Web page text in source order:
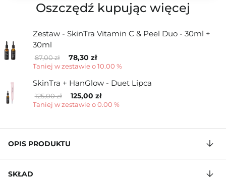
Oszczędź kupując więcej
Zestaw - SkinTra Vitamin C & Peel Duo - 30ml +
30ml
87,00 zł 78,30 zł
Taniej w zestawie o 10.00 %
SkinTra + HanGlow - Duet Lipca
125,00 zł 125,00 zł
Taniej w zestawie o 0.00 %
OPIS PRODUKTU
SKŁAD